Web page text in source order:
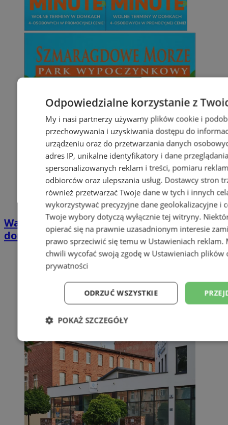
Wakacyjny wypoczynek nad Bałtykiem w
domkach Szmaragdowe Morze
Odpowiedzialne korzystanie z
My i nasi partnerzy używamy plików cookie i
przechowywania i uzyskiwania dostępu do
urządzeniu oraz do przetwarzania danych
adres IP, unikalne identyfikatory i dane
spersonalizowanych reklam i treści, pomiaru
odbiorców oraz ulepszania usług. Dostawcy stron
również przetwarzać Twoje dane w tych i innych
wykorzystywać precyzyjne dane geolokalizacyjne i
Twoje wybory dotyczą wyłącznie tej witryny.
opierać się na prawnie uzasadnionym interesie
prawo sprzeciwić się temu w Ustawieniach reklam.
chwili wycofać swoją zgodę w Ustawieniach plików
prywatności
ODRZUĆ WSZYSTKIE
POKAŻ SZCZEGÓŁY
Niezbędne Wydajność
Niesklasyfikowane